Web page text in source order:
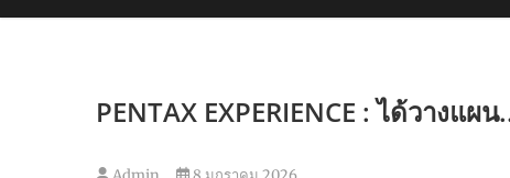
PENTAX EXPERIENCE : ได้วาง